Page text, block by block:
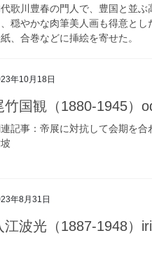
歌川豊春の門人で、豊国と並
穏やかな肉筆美人画も得意と
、合巻などに挿絵を寄せた。
年10月18日
竹国観（1880-1945）
記事：帝展に対抗して会期を
年8月31日
江波光（1887-1948）